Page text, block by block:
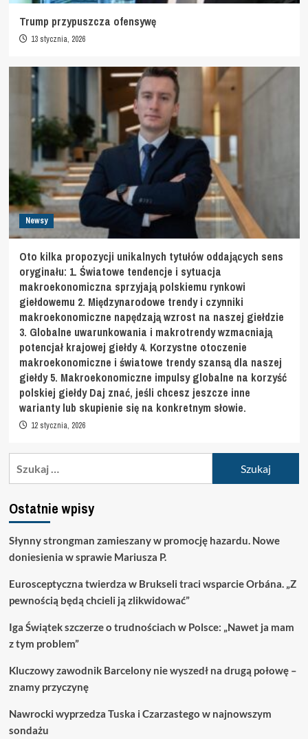
Trump przypuszcza ofensywę
13 stycznia, 2026
Newsy
Oto kilka propozycji unikalnych tytułów oddających sens
oryginału: 1. Światowe tendencje i sytuacja
makroekonomiczna sprzyjają polskiemu rynkowi
giełdowemu 2. Międzynarodowe trendy i czynniki
makroekonomiczne napędzają wzrost na naszej giełdzie
3. Globalne uwarunkowania i makrotrendy wzmacniają
potencjał krajowej giełdy 4. Korzystne otoczenie
makroekonomiczne i światowe trendy szansą dla naszej
giełdy 5. Makroekonomiczne impulsy globalne na korzyść
polskiej giełdy Daj znać, jeśli chcesz jeszcze inne
warianty lub skupienie się na konkretnym słowie.
12 stycznia, 2026
Ostatnie wpisy
Słynny strongman zamieszany w promocję hazardu. Nowe
doniesienia w sprawie Mariusza P.
Eurosceptyczna twierdza w Brukseli traci wsparcie Orbána. „Z
pewnością będą chcieli ją zlikwidować”
Iga Świątek szczerze o trudnościach w Polsce: „Nawet ja mam
z tym problem”
Kluczowy zawodnik Barcelony nie wyszedł na drugą połowę –
znamy przyczynę
Nawrocki wyprzedza Tuska i Czarzastego w najnowszym
sondażu